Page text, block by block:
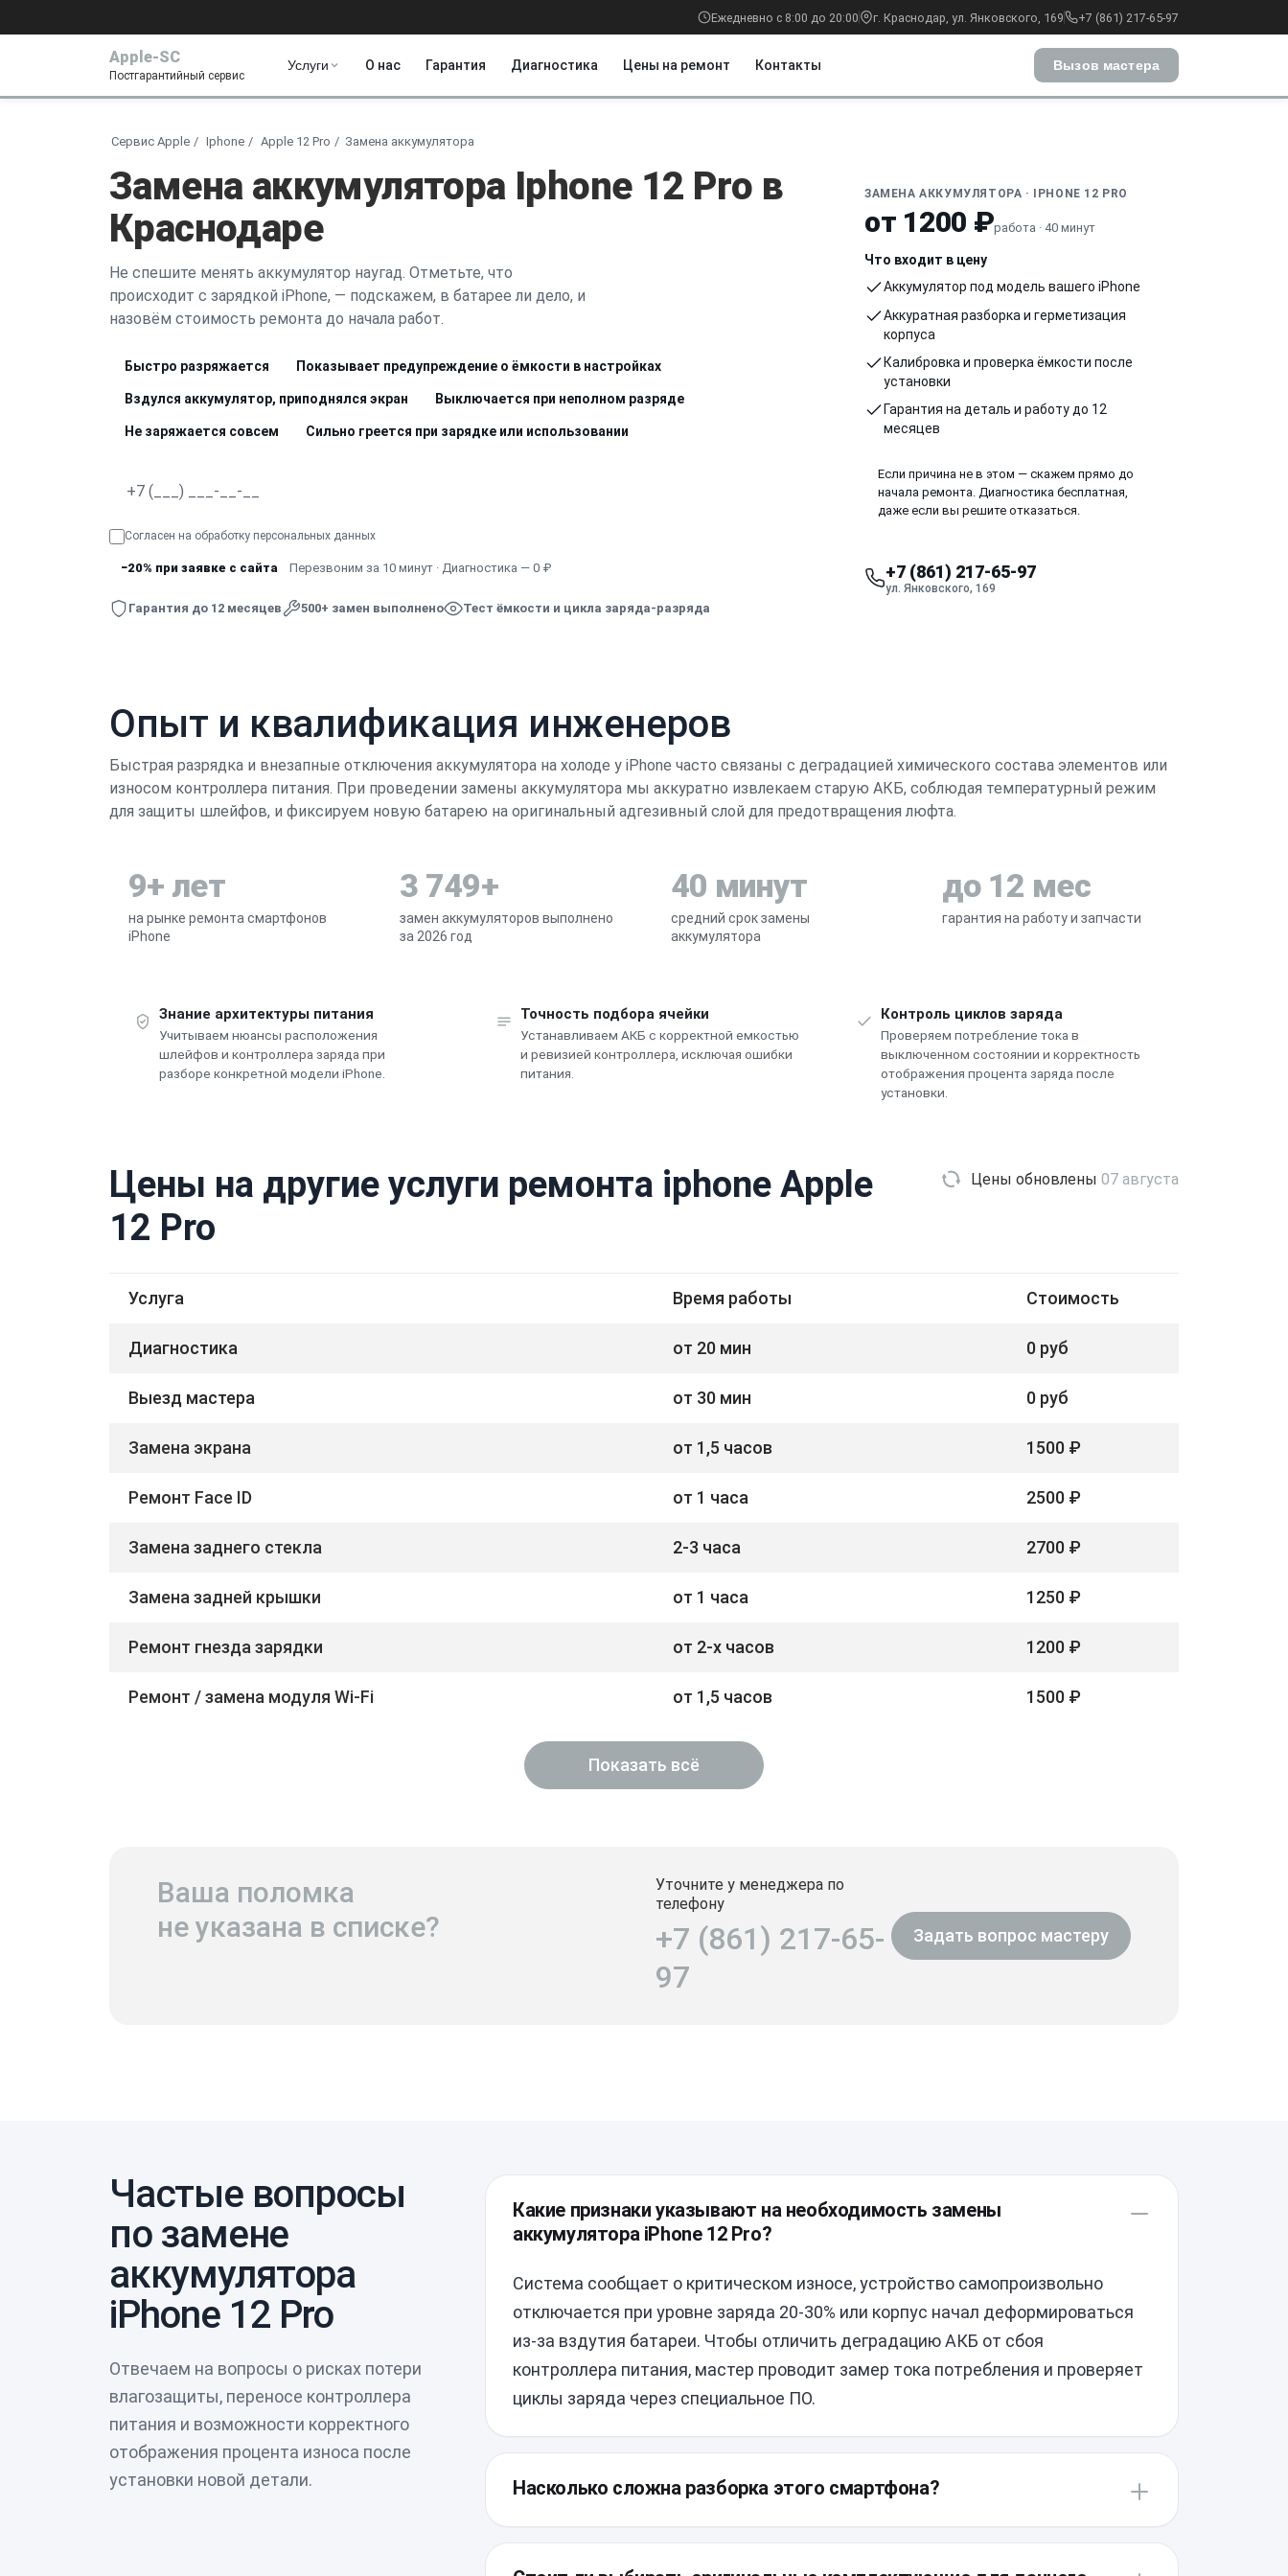
Ежедневно с 8:00 до 20:00 г. Краснодар, ул. Янковского, 169 +7 (861) 217-65-97
Apple-SC
Постгарантийный сервис
Услуги О нас Гарантия Диагностика Цены на ремонт Контакты Вызов мастера
Сервис Apple Iphone Apple 12 Pro Замена аккумулятора
Замена аккумулятора Iphone 12 Pro в
Краснодаре
Не спешите менять аккумулятор наугад. Отметьте, что
происходит с зарядкой iPhone, — подскажем, в батарее ли дело, и
назовём стоимость ремонта до начала работ.
Быстро разряжается Показывает предупреждение о ёмкости в настройках
Вздулся аккумулятор, приподнялся экран Выключается при неполном разряде
Не заряжается совсем Сильно греется при зарядке или использовании
Согласен на обработку персональных данных
−20% при заявке с сайта Перезвоним за 10 минут · Диагностика — 0 ₽
Гарантия до 12 месяцев 500+ замен выполнено Тест ёмкости и цикла заряда-разряда
ЗАМЕНА АККУМУЛЯТОРА · IPHONE 12 PRO
от 1200 ₽работа · 40 минут
Что входит в цену
Аккумулятор под модель вашего iPhone
Аккуратная разборка и герметизация
корпуса
Калибровка и проверка ёмкости после
установки
Гарантия на деталь и работу до 12
месяцев
Если причина не в этом — скажем прямо до
начала ремонта. Диагностика бесплатная,
даже если вы решите отказаться.
+7 (861) 217-65-97
ул. Янковского, 169
Опыт и квалификация инженеров
Быстрая разрядка и внезапные отключения аккумулятора на холоде у iPhone часто связаны с деградацией химического состава элементов или
износом контроллера питания. При проведении замены аккумулятора мы аккуратно извлекаем старую АКБ, соблюдая температурный режим
для защиты шлейфов, и фиксируем новую батарею на оригинальный адгезивный слой для предотвращения люфта.
9+ лет
на рынке ремонта смартфонов
iPhone
3 749+
замен аккумуляторов выполнено
за 2026 год
40 минут
средний срок замены
аккумулятора
до 12 мес
гарантия на работу и запчасти
Знание архитектуры питания
Учитываем нюансы расположения
шлейфов и контроллера заряда при
разборе конкретной модели iPhone.
Точность подбора ячейки
Устанавливаем АКБ с корректной емкостью
и ревизией контроллера, исключая ошибки
питания.
Контроль циклов заряда
Проверяем потребление тока в
выключенном состоянии и корректность
отображения процента заряда после
установки.
Цены на другие услуги ремонта iphone Apple
12 Pro
Цены обновлены 07 августа
Услуга Время работы Стоимость
Диагностика от 20 мин 0 руб
Выезд мастера от 30 мин 0 руб
Замена экрана от 1,5 часов 1500 ₽
Ремонт Face ID от 1 часа 2500 ₽
Замена заднего стекла 2-3 часа 2700 ₽
Замена задней крышки от 1 часа 1250 ₽
Ремонт гнезда зарядки от 2-х часов 1200 ₽
Ремонт / замена модуля Wi-Fi от 1,5 часов 1500 ₽
Показать всё
Ваша поломка
не указана в списке?
Уточните у менеджера по
телефону
+7 (861) 217-65-
97
Задать вопрос мастеру
Частые вопросы
по замене
аккумулятора
iPhone 12 Pro
Отвечаем на вопросы о рисках потери
влагозащиты, переносе контроллера
питания и возможности корректного
отображения процента износа после
установки новой детали.
Какие признаки указывают на необходимость замены
аккумулятора iPhone 12 Pro?
Система сообщает о критическом износе, устройство самопроизвольно
отключается при уровне заряда 20-30% или корпус начал деформироваться
из-за вздутия батареи. Чтобы отличить деградацию АКБ от сбоя
контроллера питания, мастер проводит замер тока потребления и проверяет
циклы заряда через специальное ПО.
Насколько сложна разборка этого смартфона?
Корпус устройства плотно проклеен для обеспечения заводской
герметичности, поэтому требуется аккуратный прогрев для размягчения